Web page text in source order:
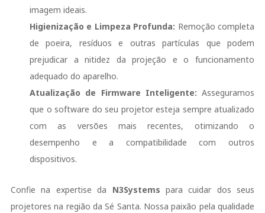
imagem ideais.
Higienização e Limpeza Profunda: Remoção completa
de poeira, resíduos e outras partículas que podem
prejudicar a nitidez da projeção e o funcionamento
adequado do aparelho.
Atualização de Firmware Inteligente: Asseguramos
que o software do seu projetor esteja sempre atualizado
com as versões mais recentes, otimizando o
desempenho e a compatibilidade com outros
dispositivos.
Confie na expertise da N3Systems para cuidar dos seus
projetores na região da Sé Santa. Nossa paixão pela qualidade